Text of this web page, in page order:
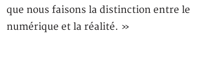
que nous faisons la distinction entre le
numérique et la réalité. »